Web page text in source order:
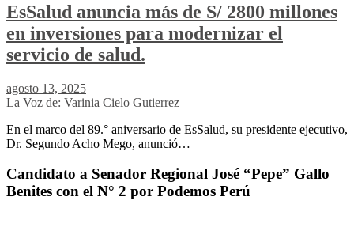
EsSalud anuncia más de S/ 2800 millones
en inversiones para modernizar el
servicio de salud.
agosto 13, 2025
La Voz de: Varinia Cielo Gutierrez
En el marco del 89.° aniversario de EsSalud, su presidente ejecutivo,
Dr. Segundo Acho Mego, anunció…
Candidato a Senador Regional José “Pepe” Gallo
Benites con el N° 2 por Podemos Perú